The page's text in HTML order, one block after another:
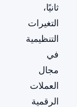
ثانيًا،
التغيرات
التنظيمية
في
مجال
العملات
الرقمية